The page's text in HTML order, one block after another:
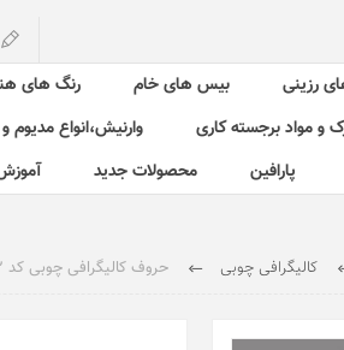
رزینی بیس های خام رنگ های
و مواد برجسته کاری
وارنیش،انواع
پارافین محصولات جدید
کالیگرافی چوبی حروف کالیگرافی چوبی کد ZV412